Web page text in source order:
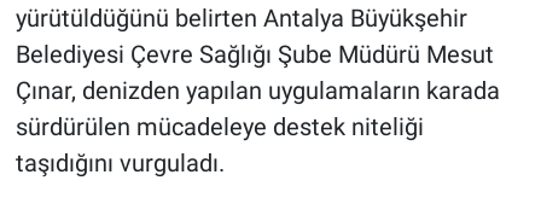
yürütüldüğünü belirten Antalya Büyükşehir
Belediyesi Çevre Sağlığı Şube Müdürü Mesut
Çınar, denizden yapılan uygulamaların karada
sürdürülen mücadeleye destek niteliği
taşıdığını vurguladı.